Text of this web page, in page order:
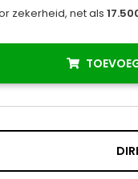
zekerheid, net als